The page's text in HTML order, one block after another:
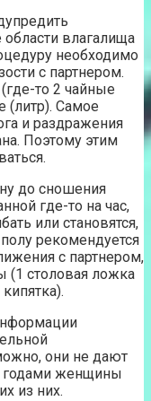
влагалища
необходимо
с партнером.
то 2 чайные
(литр). Самое
и раздражения
Поэтому этим
до сношения
где-то на час,
или становятся,
рекомендуется
с партнером,
(1 столовая ложка
они не дают
годами женщины
из них.